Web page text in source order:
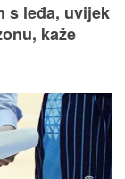
s leđa, uvijek
kaže